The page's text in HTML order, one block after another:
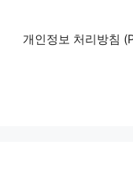
개인정보 처리방침